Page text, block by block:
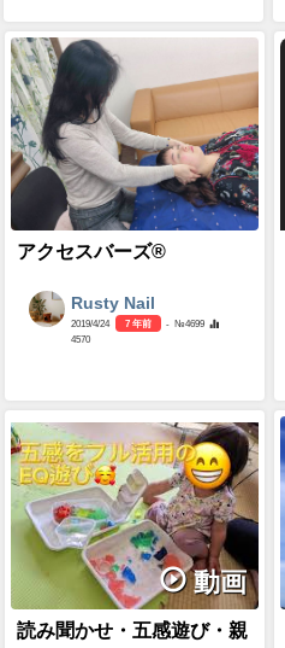
アクセスバーズ®
Rusty Nail
2019/4/24 7 年前
- №4699
4570
動画
読み聞かせ・五感遊び・親